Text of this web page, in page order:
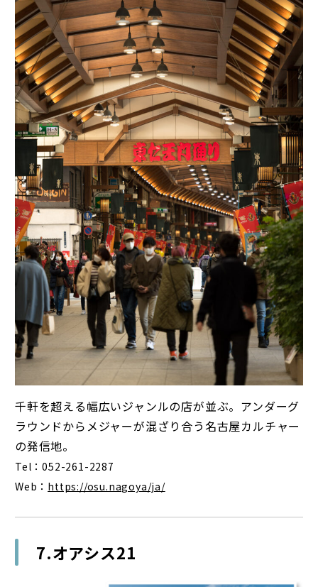
千軒を超える幅広いジャンルの店が並ぶ。アンダーグ
ラウンドからメジャーが混ざり合う名古屋カルチャー
の発信地。
Tel：052-261-2287
Web： https://osu.nagoya/ja/
7.オアシス21